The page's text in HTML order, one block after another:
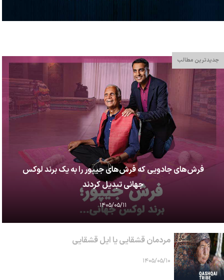
جدیدترین مطالب
فرش‌های جادویی که فرش‌های جیپور را به یک برند لوکس
جهانی تبدیل کردند
۱۴۰۵/۰۵/۱۱
مردمان قشقایی یا ایل قشقایی
۱۴۰۵/۰۵/۱۰